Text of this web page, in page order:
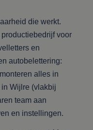
die werkt.
voor
en
autobelettering:
alles in
Wijlre (vlakbij
team aan
en instellingen.